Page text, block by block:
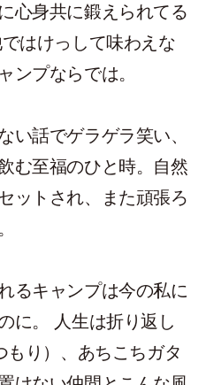
心身共に鍛えられてる
はけっして味わえな
ンプならでは。
い話でゲラゲラ笑い、
む至福のひと時。自然
ットされ、また頑張ろ
るキャンプは今の私に
に。 人生は折り返し
もり）、あちこちガタ